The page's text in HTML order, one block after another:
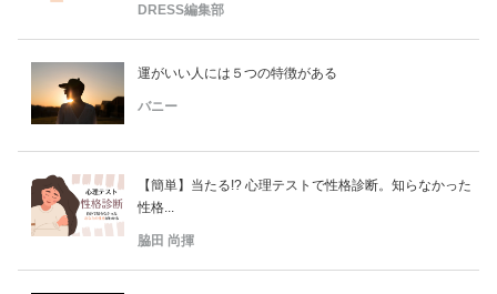
DRESS編集部
運がいい人には５つの特徴がある
バニー
【簡単】当たる!? 心理テストで性格診断。知らなかった
性格...
脇田 尚揮